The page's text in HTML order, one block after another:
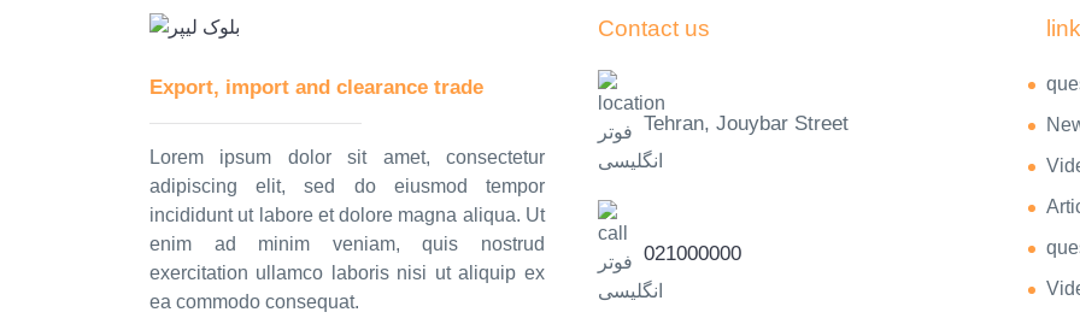
Export, import and clearance trade
Lorem ipsum dolor sit amet, consectetur
adipiscing elit, sed do eiusmod tempor
incididunt ut labore et dolore magna aliqua. Ut
enim ad minim veniam, quis nostrud
exercitation ullamco laboris nisi ut aliquip ex
ea commodo consequat.
Contact us
Tehran, Jouybar Street
021000000